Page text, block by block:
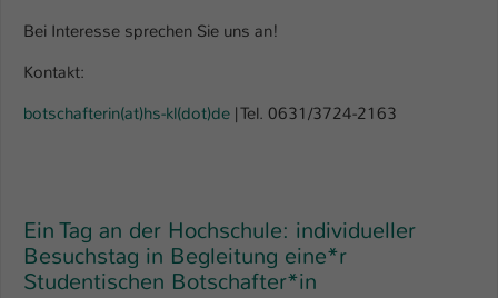
Bei Interesse sprechen Sie uns an!
Kontakt:
botschafterin(at)hs-kl(dot)de | Tel. 0631/3724-2163
Ein Tag an der Hochschule: individueller
Besuchstag in Begleitung eine*r
Studentischen Botschafter*in